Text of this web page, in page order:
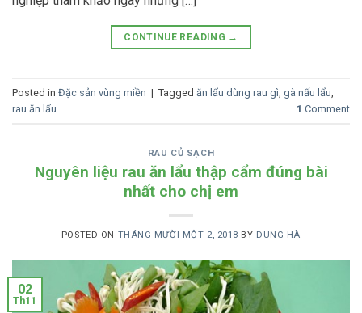
CONTINUE READING →
Posted in Đặc sản vùng miền | Tagged ăn lẩu dùng rau gì gà nấu lẩu
rau ăn lẩu
1 Comment
RAU CỦ SẠCH
Nguyên liệu rau ăn lẩu thập cẩm đúng bài
nhất cho chị em
POSTED ON THÁNG MƯỜI MỘT 2, 2018 BY DUNG HÀ
02
Th11